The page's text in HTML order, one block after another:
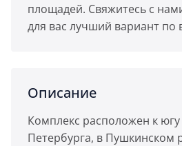
площадей. Свяжитесь с
для вас лучший вариант по
Описание
Комплекс расположен к югу
Петербурга, в Пушкинском